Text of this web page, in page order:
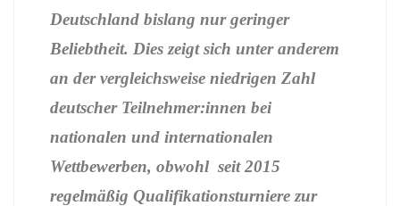
Deutschland bislang nur geringer
Beliebtheit. Dies zeigt sich unter anderem
an der vergleichsweise niedrigen Zahl
deutscher Teilnehmer:innen bei
nationalen und internationalen
Wettbewerben, obwohl seit 2015
regelmäßig Qualifikationsturniere zur